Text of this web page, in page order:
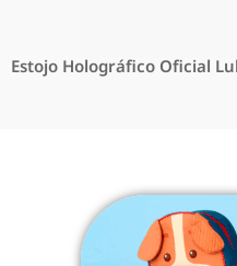
Estojo Holográfico Oficial